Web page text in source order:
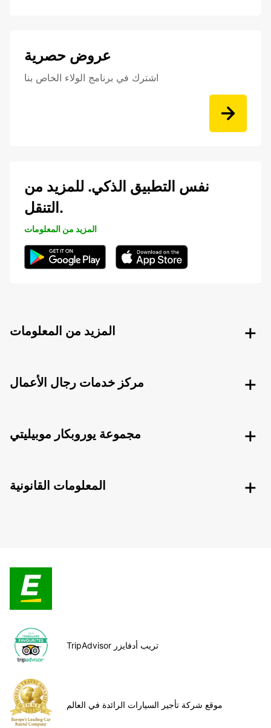
عروض حصرية
اشترك في برنامج الولاء الخاص بنا
نفس التطبيق الذكي. للمزيد من
التنقل.
المزيد من المعلومات
المزيد من المعلومات
مركز خدمات رجال الأعمال
مجموعة يوروبكار موبيليتي
المعلومات القانونية
TripAdvisor تريب أدفايزر
موقع شركة تأجير السيارات الرائدة في العالم